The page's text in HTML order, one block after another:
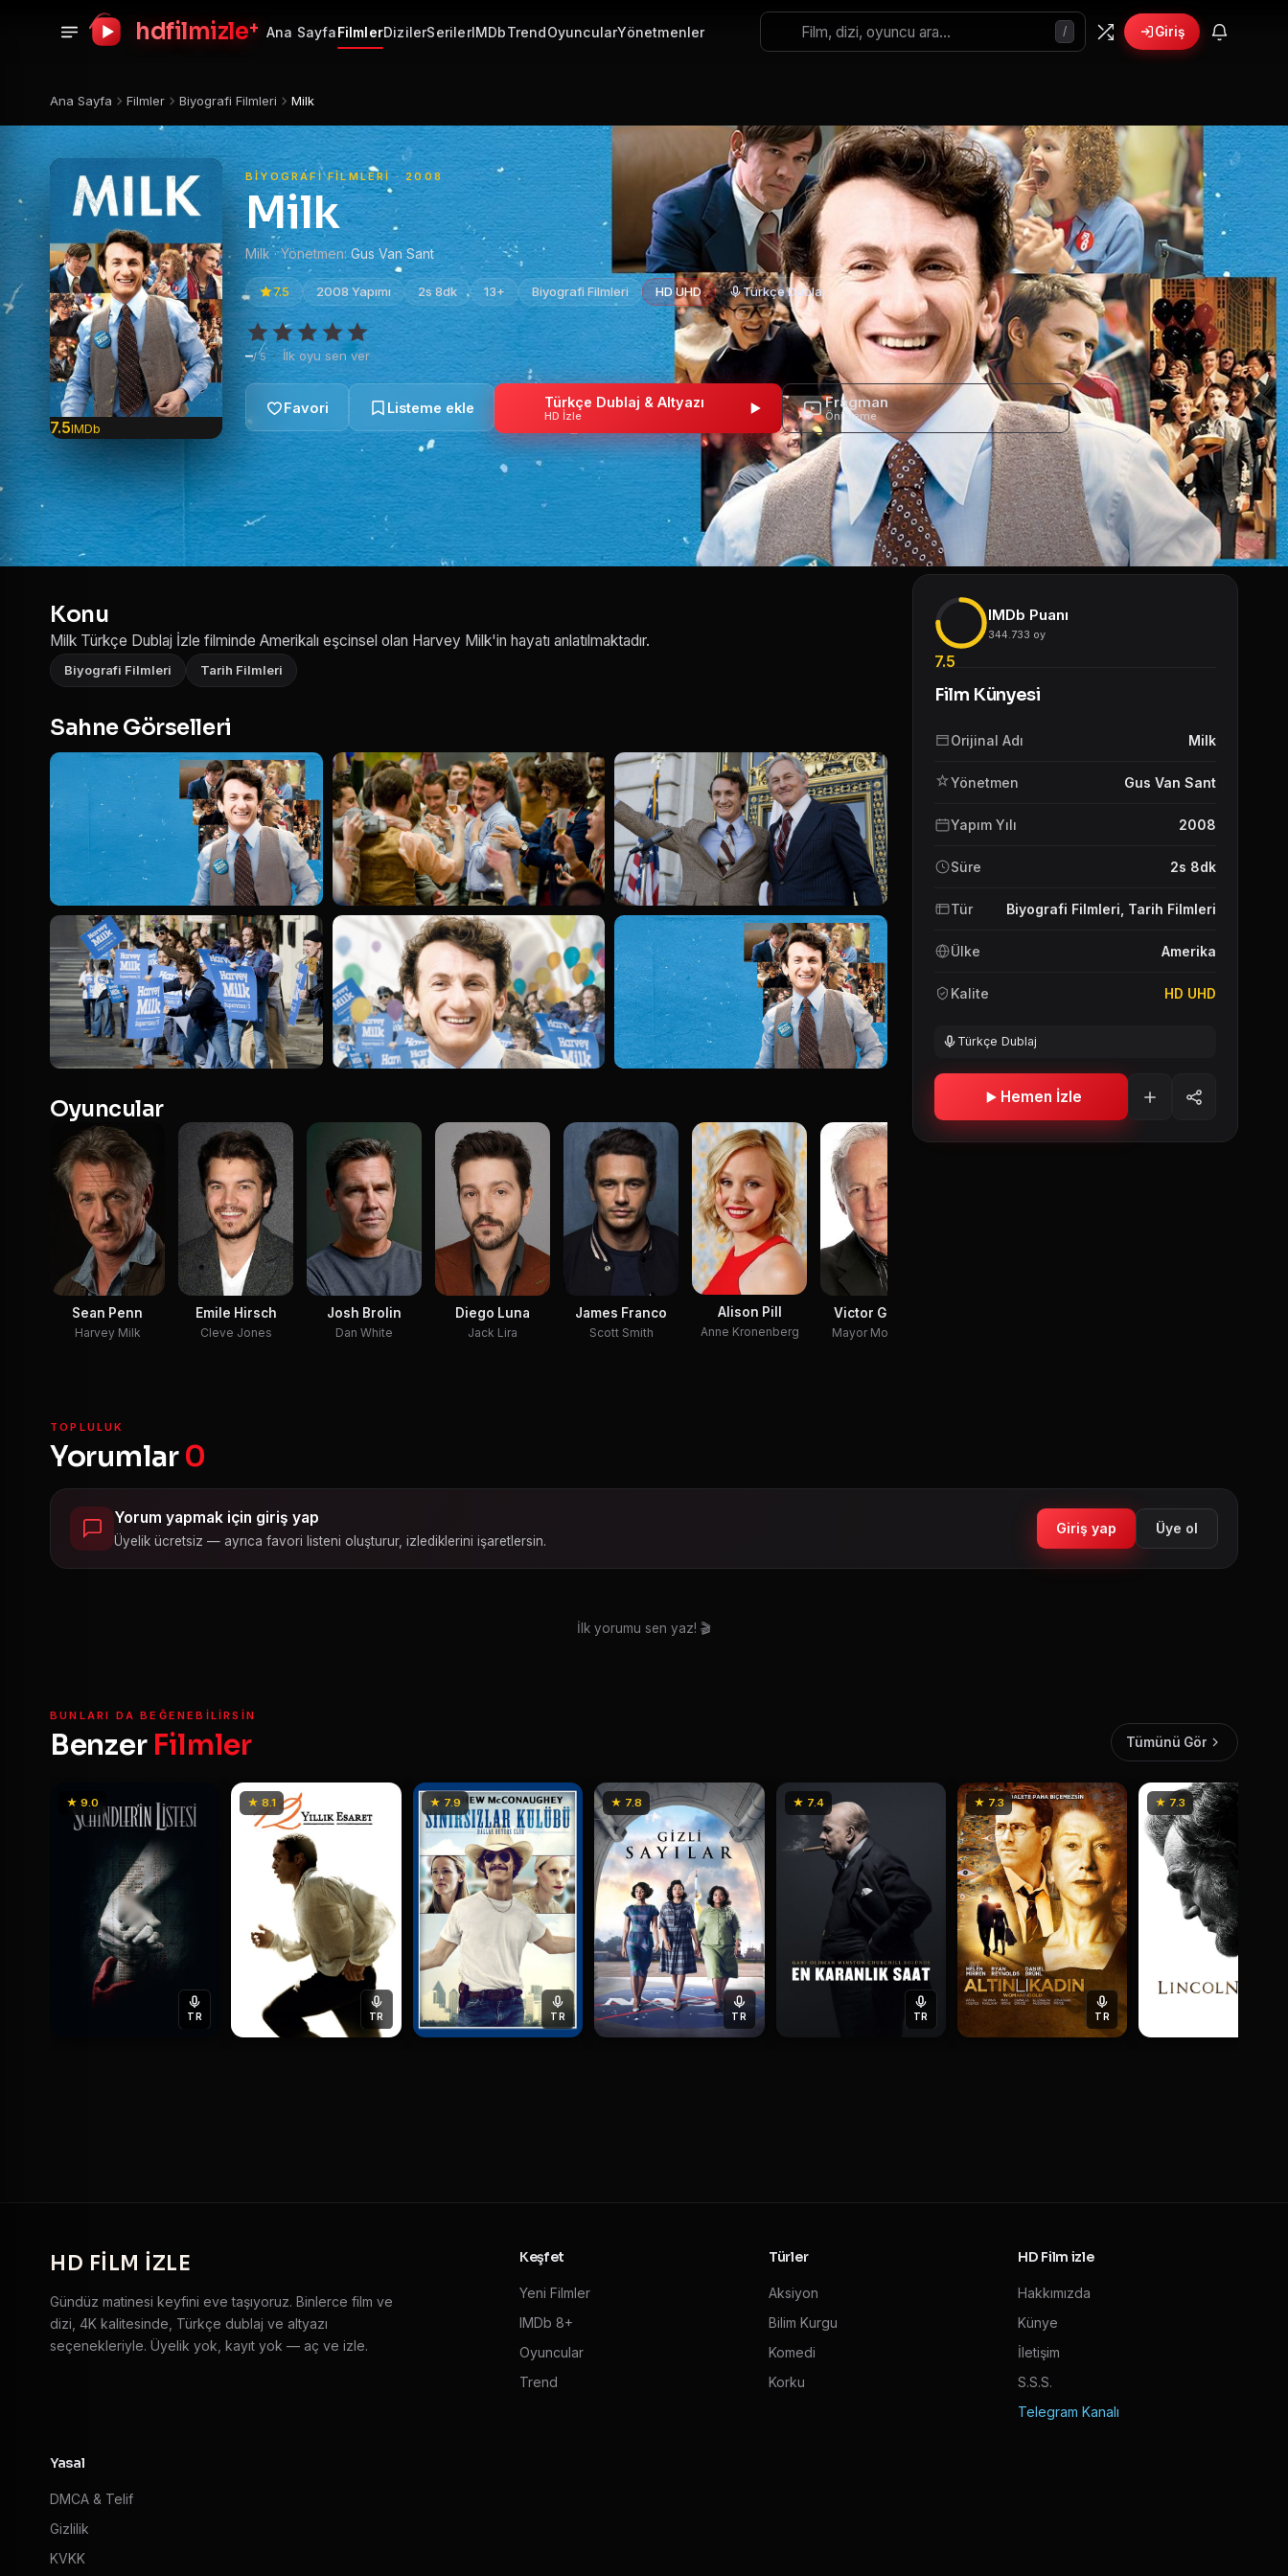
hdfilmizle+ Ana SayfaFilmlerDizilerSerilerIMDbTrendOyuncularYönetmenler / Giriş
Ana Sayfa Filmler Biyografi Filmleri Milk
7.5IMDb
BIYOGRAFI FILMLERI · 2008
Milk
Milk · Yönetmen: Gus Van Sant
7.5 2008 Yapımı 2s 8dk 13+ Biyografi Filmleri HD UHD Türkçe Dublaj
–/ 5 · İlk oyu sen ver
Türkçe Dublaj & Altyazı
HD İzle
Fragman
Önizleme
Konu
Milk Türkçe Dublaj İzle filminde Amerikalı eşcinsel olan Harvey Milk'in hayatı anlatılmaktadır.
Biyografi Filmleri Tarih Filmleri
Sahne Görselleri
Oyuncular
Sean Penn
Harvey Milk
Emile Hirsch
Cleve Jones
Josh Brolin
Dan White
Diego Luna
Jack Lira
James Franco
Scott Smith
Alison Pill
Anne Kronenberg
Victor Garber
Mayor Moscone
Denis O'Hare Joseph Cross Stephen
7.5
IMDb Puanı
344.733 oy
Film Künyesi
Orijinal Adı Milk
Yönetmen Gus Van Sant
Yapım Yılı 2008
Süre 2s 8dk
Tür Biyografi Filmleri Tarih Filmleri
Ülke Amerika
Kalite HD UHD
Türkçe Dublaj
Hemen İzle
TOPLULUK
Yorumlar0
Yorum yapmak için giriş yap
Üyelik ücretsiz — ayrıca favori listeni oluşturur, izlediklerini işaretlersin.
Giriş yap Üye ol
İlk yorumu sen yaz! 🎬
BUNLARI DA BEĞENEBILIRSIN
Benzer Filmler Tümünü Gör
★ 9.0
TR
★ 8.1
TR
★ 7.9
TR
★ 7.8
TR
★ 7.4
TR
★ 7.3
TR
★ 7.3
HD FILM IZLE
Gündüz matinesi keyfini eve taşıyoruz. Binlerce film ve
dizi, 4K kalitesinde, Türkçe dublaj ve altyazı
seçenekleriyle. Üyelik yok, kayıt yok — aç ve izle.
Keşfet
Yeni Filmler
IMDb 8+
Oyuncular
Trend
Türler
Aksiyon
Bilim Kurgu
Komedi
Korku
HD Film izle
Hakkımızda
Künye
İletişim
S.S.S.
Telegram Kanalı
Yasal
DMCA & Telif
Gizlilik
KVKK